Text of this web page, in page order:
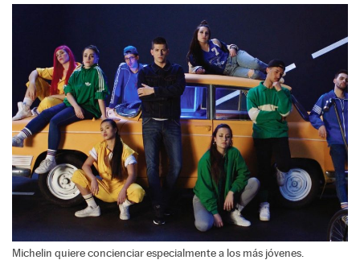
Michelin quiere concienciar especialmente a los más jóvenes.